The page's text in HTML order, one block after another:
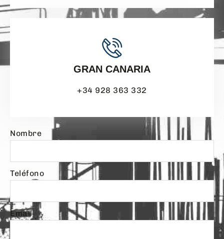
GRAN CANARIA
+34 928 363 332
Nombre
Teléfono
Email